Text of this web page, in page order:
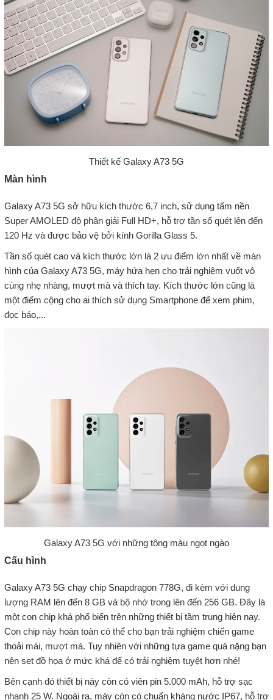
Thiết kế Galaxy A73 5G
Màn hình
Galaxy A73 5G sở hữu kích thước 6,7 inch, sử dụng tấm nền
Super AMOLED độ phân giải Full HD+, hỗ trợ tần số quét lên đến
120 Hz và được bảo vệ bởi kính Gorilla Glass 5.
Tần số quét cao và kích thước lớn là 2 ưu điểm lớn nhất về màn
hình của Galaxy A73 5G, máy hứa hẹn cho trải nghiệm vuốt vô
cùng nhẹ nhàng, mượt mà và thích tay. Kích thước lớn cũng là
một điểm cộng cho ai thích sử dụng Smartphone để xem phim,
đọc báo,...
Galaxy A73 5G với những tông màu ngọt ngào
Cấu hình
Galaxy A73 5G chạy chip Snapdragon 778G, đi kèm với dung
lượng RAM lên đến 8 GB và bộ nhớ trong lên đến 256 GB. Đây là
một con chip khá phổ biến trên những thiết bị tầm trung hiện nay.
Con chip này hoàn toàn có thể cho bạn trải nghiệm chiến game
thoải mái, mượt mà. Tuy nhiên với những tựa game quá nặng bạn
nên set đồ họa ở mức khá để có trải nghiệm tuyệt hơn nhé!
Bên cạnh đó thiết bị này còn có viên pin 5.000 mAh, hỗ trợ sạc
nhanh 25 W. Ngoài ra, máy còn có chuẩn kháng nước IP67, hỗ trợ